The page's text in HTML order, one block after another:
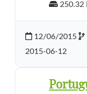
250.32
12/06/2015
2015-06-12